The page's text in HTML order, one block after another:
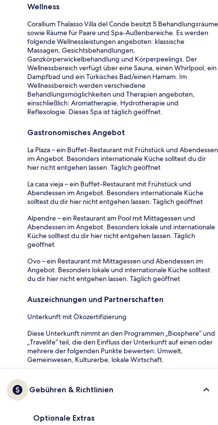
Wellness
Corallium Thalasso Villa del Conde besitzt 5 Behandlungsräume
sowie Räume für Paare und Spa-Außenbereiche. Es werden
folgende Wellnessleistungen angeboten: klassische
Massagen, Gesichtsbehandlungen,
Ganzkörperwickelbehandlung und Körperpeelings. Der
Wellnessbereich verfügt über eine Sauna, einen Whirlpool, ein
Dampfbad und ein Türkisches Bad/einen Hamam. Im
Wellnessbereich werden verschiedene
Behandlungsmöglichkeiten und Therapien angeboten,
einschließlich: Aromatherapie, Hydrotherapie und
Reflexologie. Dieses Spa ist täglich geöffnet.
Gastronomisches Angebot
La Plaza – ein Buffet-Restaurant mit Frühstück und Abendessen
im Angebot. Besonders internationale Küche solltest du dir
hier nicht entgehen lassen. Täglich geöffnet
La casa vieja – ein Buffet-Restaurant mit Frühstück und
Abendessen im Angebot. Besonders internationale Küche
solltest du dir hier nicht entgehen lassen. Täglich geöffnet
Alpendre – ein Restaurant am Pool mit Mittagessen und
Abendessen im Angebot. Besonders lokale und internationale
Küche solltest du dir hier nicht entgehen lassen. Täglich
geöffnet
Ovo – ein Restaurant mit Mittagessen und Abendessen im
Angebot. Besonders lokale und internationale Küche solltest
du dir hier nicht entgehen lassen. Täglich geöffnet
Auszeichnungen und Partnerschaften
Unterkunft mit Ökozertifizierung
Diese Unterkunft nimmt an den Programmen „Biosphere“ und
„Travelife“ teil, die den Einfluss der Unterkunft auf einen oder
mehrere der folgenden Punkte bewerten: Umwelt,
Gemeinwesen, Kulturerbe, lokale Wirtschaft.
Gebühren & Richtlinien
Optionale Extras